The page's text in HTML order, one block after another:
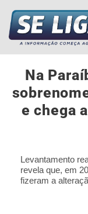
Na
e chega
Levantamento
revela que, em
fizeram a